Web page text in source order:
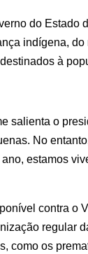
do
indígena,
à
salienta o
No
estamos
contra o
regular
como os